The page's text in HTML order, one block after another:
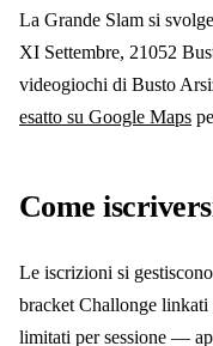
La Grande Slam si svolge
XI Settembre, 21052
videogiochi di Busto
esatto su Google Maps
Come
Le iscrizioni si
bracket Challonge linkati
limitati per sessione —